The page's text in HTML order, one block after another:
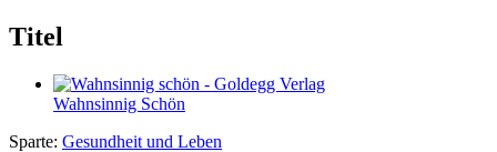
Titel
Wahnsinnig Schön
Sparte: Gesundheit und Leben